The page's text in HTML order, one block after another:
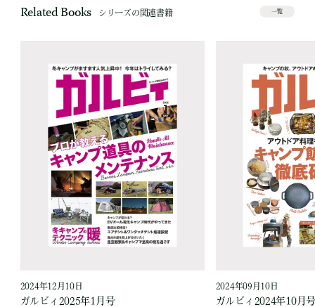
Related Books シリーズの関連書籍 一覧
2024年12月10日
ガルビィ2025年1月号
2024年09月10日
ガルビィ2024年10月